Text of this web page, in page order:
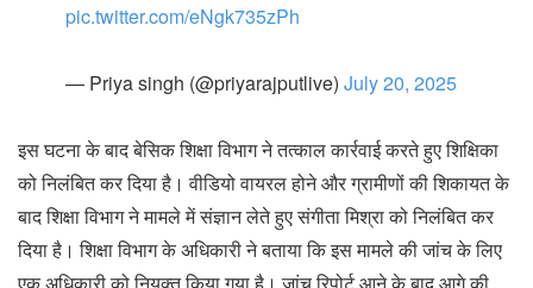
pic.twitter.com/eNgk735zPh
— Priya singh (@priyarajputlive) July 20, 2025
इस घटना के बाद बेसिक शिक्षा विभाग ने तत्काल कार्रवाई करते हुए शिक्षिका
को निलंबित कर दिया है। वीडियो वायरल होने और ग्रामीणों की शिकायत के
बाद शिक्षा विभाग ने मामले में संज्ञान लेते हुए संगीता मिश्रा को निलंबित कर
दिया है। शिक्षा विभाग के अधिकारी ने बताया कि इस मामले की जांच के लिए
एक अधिकारी को नियुक्त किया गया है। जांच रिपोर्ट आने के बाद आगे की